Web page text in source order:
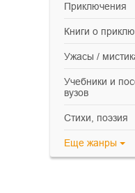
приключения
книги о
ужасы /
учебники и пособия для
вузов
cтихи, поэзия
Еще жанры